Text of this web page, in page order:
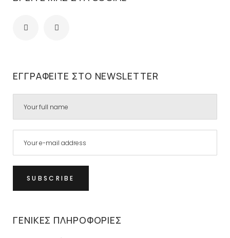
ΕΓΓΡΑΦΕΊΤΕ ΣΤΟ NEWSLETTER
ΓΕΝΙΚΈΣ ΠΛΗΡΟΦΟΡΊΕΣ